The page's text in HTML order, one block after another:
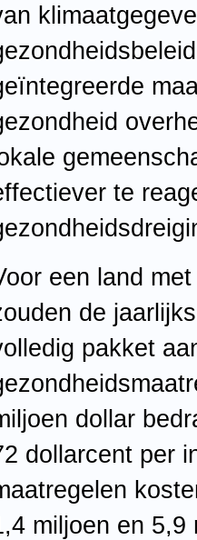
te
een land
de
pakket
dollar
dollarcent per
miljoen en